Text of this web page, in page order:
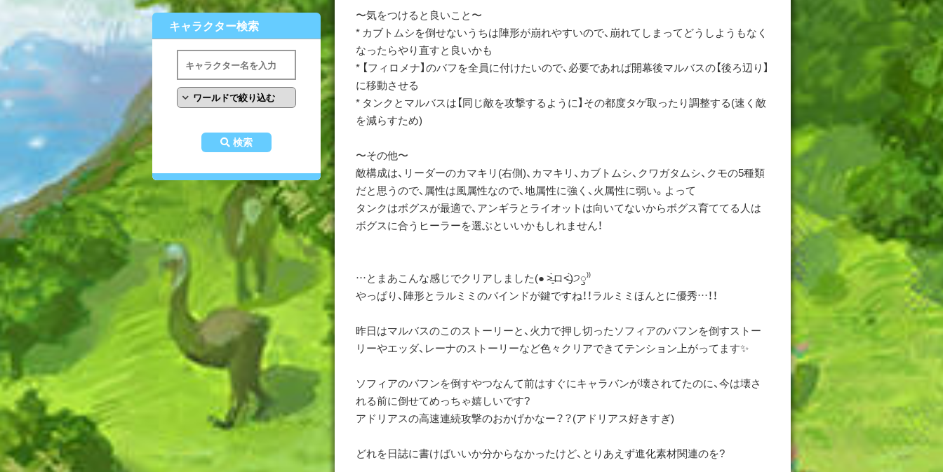
キャラクター検索
検索
〜気をつけると良いこと〜
* カブトムシを倒せないうちは陣形が崩れやすいので、崩れてしまってどうしようもなく
なったらやり直すと良いかも
* 【フィロメナ】のバフを全員に付けたいので、必要であれば開幕後マルバスの【後ろ辺り】
に移動させる
* タンクとマルバスは【同じ敵を攻撃するように】その都度タゲ取ったり調整する(速く敵
を減らすため)
〜その他〜
敵構成は、リーダーのカマキリ(右側)、カマキリ、カブトムシ、クワガタムシ、クモの5種類
だと思うので、属性は風属性なので、地属性に強く、火属性に弱い。よって
タンクはボグスが最適で、アンギラとライオットは向いてないからボグス育ててる人は
ボグスに合うヒーラーを選ぶといいかもしれません！
…とまあこんな感じでクリアしました(● ˃̶͈̀ロ˂̶͈́)੭ꠥ⁾⁾
やっぱり、陣形とラルミミのバインドが鍵ですね！！ラルミミほんとに優秀…！！
昨日はマルバスのこのストーリーと、火力で押し切ったソフィアのバフンを倒すストー
リーやエッダ、レーナのストーリーなど色々クリアできてテンション上がってます✨
ソフィアのバフンを倒すやつなんて前はすぐにキャラバンが壊されてたのに、今は壊さ
れる前に倒せてめっちゃ嬉しいです?
アドリアスの高速連続攻撃のおかげかなー？？(アドリアス好きすぎ)
どれを日誌に書けばいいか分からなかったけど、とりあえず進化素材関連のを?